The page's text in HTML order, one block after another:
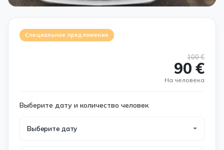
Специальное предложение
100 €
90 €
На человека
Выберите дату и количество человек
Выберите дату